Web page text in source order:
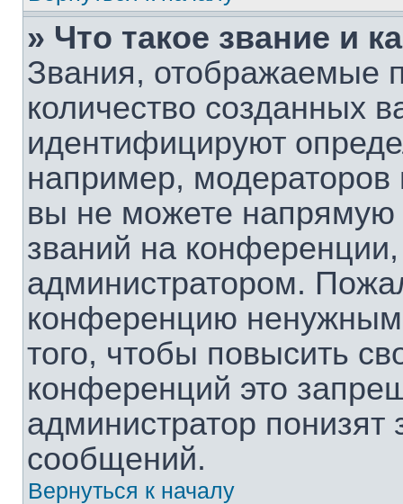
» Что такое звание и
Звания, отображаемые
количество созданных
идентифицируют
например,
вы не можете напрямую
званий на
администратором.
конференцию
того, чтобы повысить
конференций это
администратор понизят
сообщений.
Вернуться к началу